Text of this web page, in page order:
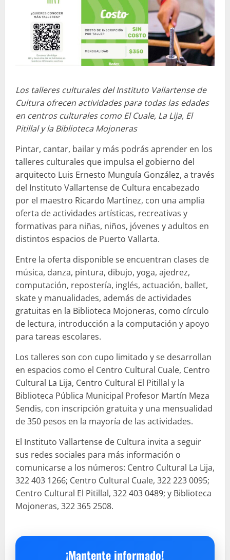
Los talleres culturales del Instituto Vallartense de
Cultura ofrecen actividades para todas las edades
en centros culturales como El Cuale, La Lija, El
Pitillal y la Biblioteca Mojoneras
Pintar, cantar, bailar y más podrás aprender en los
talleres culturales que impulsa el gobierno del
arquitecto Luis Ernesto Munguía González, a través
del Instituto Vallartense de Cultura encabezado
por el maestro Ricardo Martínez, con una amplia
oferta de actividades artísticas, recreativas y
formativas para niñas, niños, jóvenes y adultos en
distintos espacios de Puerto Vallarta.
Entre la oferta disponible se encuentran clases de
música, danza, pintura, dibujo, yoga, ajedrez,
computación, repostería, inglés, actuación, ballet,
skate y manualidades, además de actividades
gratuitas en la Biblioteca Mojoneras, como círculo
de lectura, introducción a la computación y apoyo
para tareas escolares.
Los talleres son con cupo limitado y se desarrollan
en espacios como el Centro Cultural Cuale, Centro
Cultural La Lija, Centro Cultural El Pitillal y la
Biblioteca Pública Municipal Profesor Martín Meza
Sendis, con inscripción gratuita y una mensualidad
de 350 pesos en la mayoría de las actividades.
El Instituto Vallartense de Cultura invita a seguir
sus redes sociales para más información o
comunicarse a los números: Centro Cultural La Lija,
322 403 1266; Centro Cultural Cuale, 322 223 0095;
Centro Cultural El Pitillal, 322 403 0489; y Biblioteca
Mojoneras, 322 365 2508.
¡Mantente informado!